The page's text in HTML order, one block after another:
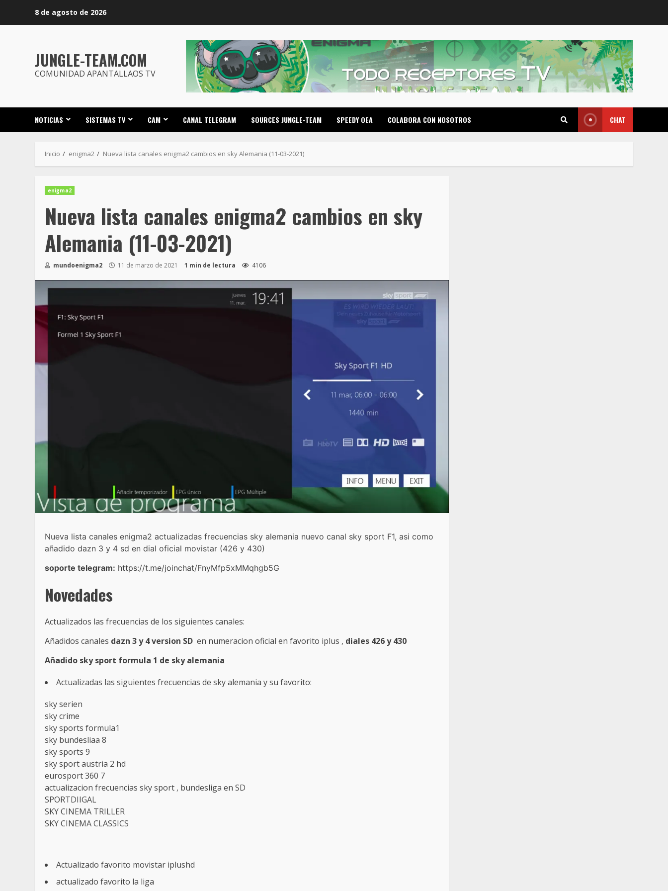
8 de agosto de 2026
JUNGLE-TEAM.COM
COMUNIDAD APANTALLAOS TV
NOTICIAS SISTEMAS TV CAM CANAL TELEGRAM SOURCES JUNGLE-TEAM SPEEDY OEA COLABORA CON NOSOTROS CHAT
Inicio enigma2 Nueva lista canales enigma2 cambios en sky Alemania (11-03-2021)
enigma2
Nueva lista canales enigma2 cambios en sky
Alemania (11-03-2021)
mundoenigma2 11 de marzo de 2021 1 min de lectura 4106
Nueva lista canales enigma2 actualizadas frecuencias sky alemania nuevo canal sky sport F1, asi como
añadido dazn 3 y 4 sd en dial oficial movistar (426 y 430)
soporte telegram: https://t.me/joinchat/FnyMfp5xMMqhgb5G
Novedades
Actualizados las frecuencias de los siguientes canales:
Añadidos canales dazn 3 y 4 version SD en numeracion oficial en favorito iplus , diales 426 y 430
Añadido sky sport formula 1 de sky alemania
Actualizadas las siguientes frecuencias de sky alemania y su favorito:
sky serien
sky crime
sky sports formula1
sky bundesliaa 8
sky sports 9
sky sport austria 2 hd
eurosport 360 7
actualizacion frecuencias sky sport , bundesliga en SD
SPORTDIIGAL
SKY CINEMA TRILLER
SKY CINEMA CLASSICS
Actualizado favorito movistar iplushd
actualizado favorito la liga